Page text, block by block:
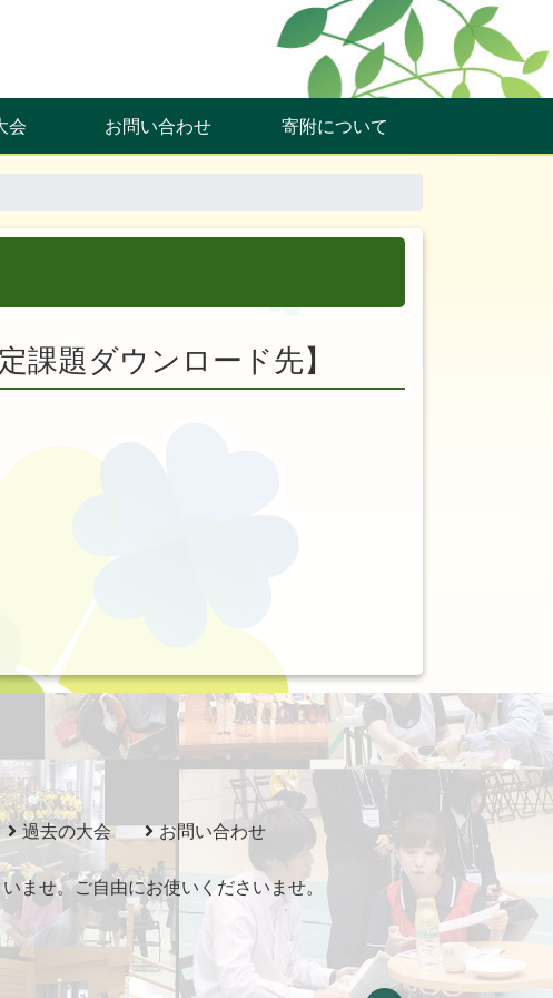
会 お問い合わせ 寄附について
課題ダウンロード先】
過去の大会 お問い合わせ
せ。ご自由にお使いくださいませ。